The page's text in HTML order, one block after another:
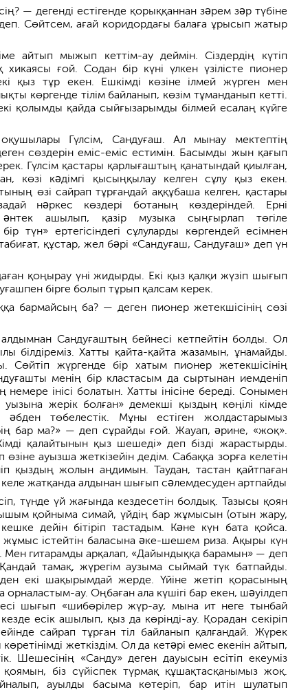
— дегенді естігенде қорыққаннан зəрем зəр түбіне
деп. Сөйтсем, ағай коридордағы балаға ұрысып жатыр
айтып мыжып кеттім-ау деймін. Сіздердің күтіп
ғой. Содан бір күні үлкен үзілісте пионер
қыз тұр екен. Ешкімді көзіне ілмей жүрген мен
көргенде тілім байланып, көзім тұманданып кетті.
қолымды қайда сыйғызарымды білмей есалаң күйге
Гүлсім, Сандуғаш. Ал мынау мектептің
сөздерін еміс-еміс естимін. Басымды жын қағып
Гүлсім қастары қарлығаштың қанатындай қиылған,
көзі кəдімгі қысыңқылау келген сұлу қыз екен.
өзі сайрап тұрғандай аққұбаша келген, қастары
нəркес көздері ботаның көздеріндей. Ерні
ашылып, қазір музыка сыңғырлап төгіле
түн» ертегісіндегі сұлуларды көргендей есімнен
құстар, жел бəрі «Сандуғаш, Сандуғаш» деп үн
қоңырау үні жидырды. Екі қыз қалқи жүзіп шығып
бірге болып тұрып қалсам керек.
бармайсың ба? — деген пионер жетекшісінің сөзі
Сандуғаштың бейнесі кетпейтін болды. Ол
білдіреміз. Хатты қайта-қайта жазамын, ұнамайды.
Сөйтіп жүргенде бір хатым пионер жетекшісінің
менің бір кластасым да сыртынан иемденіп
інісі болатын. Хатты інісіне береді. Сонымен
жерік болған» демекші қыздың көңілі кімде
əбден төбелестік. Мұны естіген жолдастарымыз
бар ма?» — деп сұрайды ғой. Жауап, əрине, «жоқ».
қалайтынын қыз шешеді» деп бізді жарастырды.
ауызша жеткізейін дедім. Сабаққа зорға келетін
қыздың жолын аңдимын. Таудан, тастан қайтпаған
жатқанда алдынан шығып сəлемдесуден артпайды
түнде үй жағында кездесетін болдық. Тазысы қоян
қойныма симай, үйдің бар жұмысын (отын жару,
дейін бітіріп тастадым. Кəне күн бата қойса.
істейтін баласына əке-шешем риза. Ақыры күн
Мен гитарамды арқалап, «Дайындыққа барамын» — деп
тамақ, жүрегім аузыма сыймай түк батпайды.
екі шақырымдай жерде. Үйіне жетіп қорасының
орналастым-ау. Оңбаған ала күшігі бар екен, шəуілдеп
шығып «шибөрілер жүр-ау, мына ит неге тынбай
кезде есік ашылып, қыз да көрінді-ау. Қорадан секіріп
сайрап тұрған тіл байланып қалғандай. Жүрек
жеткіздім. Ол да кетəрі емес екенін айтып,
Шешесінің «Санду» деген дауысын есітіп екеуміз
біз сүйіспек түрмақ құшақтасқанымыз жоқ.
ауылды басыма көтеріп, бар итін шулатып